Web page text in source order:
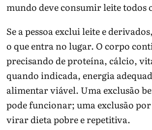
mundo deve consumir leite todos
Se a pessoa exclui leite e
o que entra no lugar. O corpo
precisando de proteína, cálcio,
quando indicada, energia
alimentar viável. Uma exclusão
pode funcionar; uma exclusão
virar dieta pobre e repetitiva.